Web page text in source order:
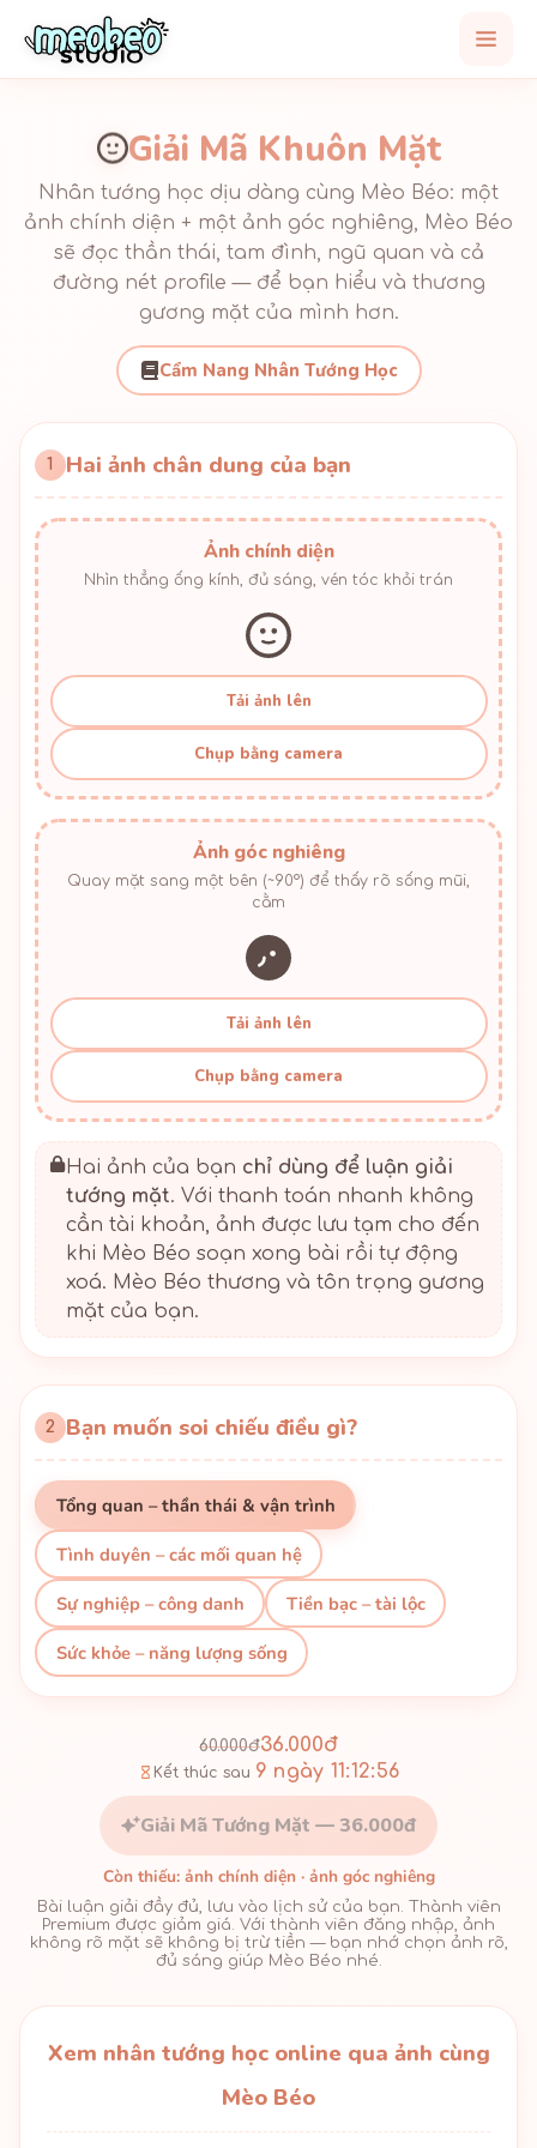
Giải Mã Khuôn Mặt
Nhân tướng học dịu dàng cùng Mèo Béo: một
ảnh chính diện + một ảnh góc nghiêng, Mèo Béo
sẽ đọc thần thái, tam đình, ngũ quan và cả
đường nét profile — để bạn hiểu và thương
gương mặt của mình hơn.
Cẩm Nang Nhân Tướng Học
1 Hai ảnh chân dung của bạn
Ảnh chính diện
Nhìn thẳng ống kính, đủ sáng, vén tóc khỏi trán
Tải ảnh lên
Chụp bằng camera
Ảnh góc nghiêng
Quay mặt sang một bên (~90°) để thấy rõ sống mũi,
cằm
Tải ảnh lên
Chụp bằng camera
Hai ảnh của bạn chỉ dùng để luận giải
tướng mặt. Với thanh toán nhanh không
cần tài khoản, ảnh được lưu tạm cho đến
khi Mèo Béo soạn xong bài rồi tự động
xoá. Mèo Béo thương và tôn trọng gương
mặt của bạn.
2 Bạn muốn soi chiếu điều gì?
Tổng quan – thần thái & vận trình
Tình duyên – các mối quan hệ
Sự nghiệp – công danh Tiền bạc – tài lộc
Sức khỏe – năng lượng sống
60.000đ36.000đ
Kết thúc sau 9 ngày 11:12:56
Giải Mã Tướng Mặt — 36.000đ
Còn thiếu: ảnh chính diện · ảnh góc nghiêng
Bài luận giải đầy đủ, lưu vào lịch sử của bạn. Thành viên
Premium được giảm giá. Với thành viên đăng nhập, ảnh
không rõ mặt sẽ không bị trừ tiền — bạn nhớ chọn ảnh rõ,
đủ sáng giúp Mèo Béo nhé.
Xem nhân tướng học online qua ảnh cùng
Mèo Béo